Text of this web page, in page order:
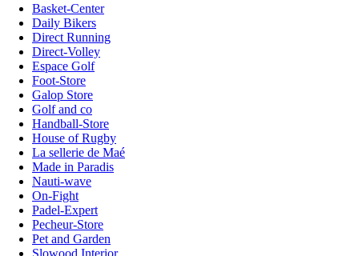
Basket-Center
Daily Bikers
Direct Running
Direct-Volley
Espace Golf
Foot-Store
Galop Store
Golf and co
Handball-Store
House of Rugby
La sellerie de Maé
Made in Paradis
Nauti-wave
On-Fight
Padel-Expert
Pecheur-Store
Pet and Garden
Slowood Interior